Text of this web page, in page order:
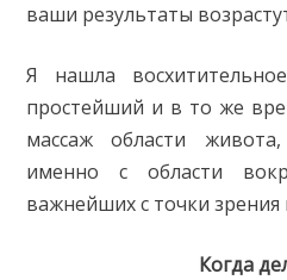
ваши результаты
Я нашла
простейший и в то же
массаж области
именно с области
важнейших с точки
Когда